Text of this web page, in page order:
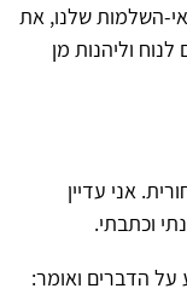
השלמות שלנו, את
וליהנות מן
אני עדיין
וכתבתי.
על הדברים ואומר: